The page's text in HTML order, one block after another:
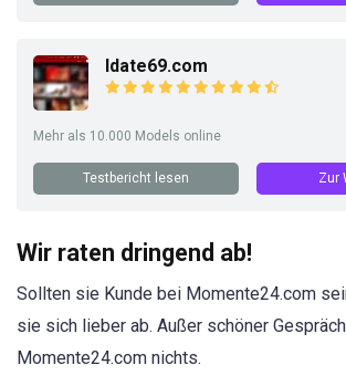
Idate69.com
Mehr als 10.000 Models online
Testbericht lesen Zur
Wir raten dringend ab!
Sollten sie Kunde bei Momente24.com
sie sich lieber ab. Außer schöner
Momente24.com nichts.